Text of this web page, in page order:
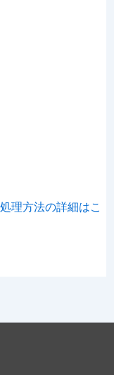
理方法の詳細はこ